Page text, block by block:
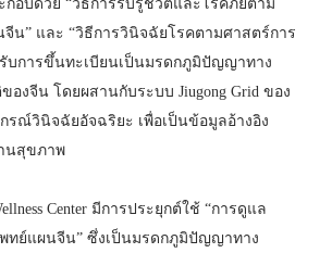
อบด้วย “วิธีการรับรู้ชีวิตและโรคภัยตาม
น” และ “วิธีการวินิจฉัยโรคตามศาสตร์การ
บการขึ้นทะเบียนเป็นมรดกภูมิปัญญาทาง
งจีน โดยผสานกับระบบ Jiugong Grid ของ
รณ์วินิจฉัยอัจฉริยะ เพื่อเป็นข้อมูลอ้างอิง
นสุขภาพ
Center มีการประยุกต์ใช้ “การดูแล
ทย์แผนจีน” ซึ่งเป็นมรดกภูมิปัญญาทาง